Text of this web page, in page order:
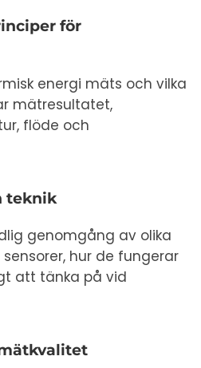
för
energi mäts och vilka
mätresultatet,
flöde och
teknik
genomgång av olika
hur de fungerar
att tänka på vid